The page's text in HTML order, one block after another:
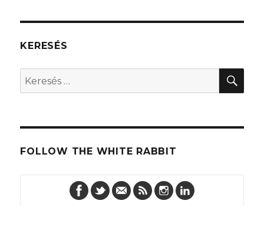
KERESÉS
Keresés
a
kifejezésre:
FOLLOW THE WHITE RABBIT